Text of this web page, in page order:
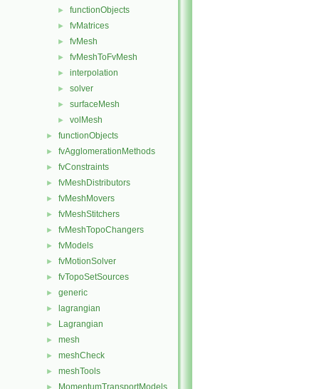
► functionObjects
► fvMatrices
► fvMesh
► fvMeshToFvMesh
► interpolation
► solver
► surfaceMesh
► volMesh
► functionObjects
► fvAgglomerationMethods
► fvConstraints
► fvMeshDistributors
► fvMeshMovers
► fvMeshStitchers
► fvMeshTopoChangers
► fvModels
► fvMotionSolver
► fvTopoSetSources
► generic
► lagrangian
► Lagrangian
► mesh
► meshCheck
► meshTools
MomentumTransportModels